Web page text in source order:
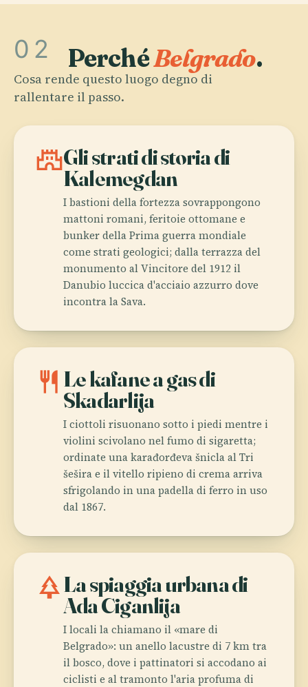
02 PerchéBelgrado.
Cosa rende questo luogo degno di
rallentare il passo.
castleGli strati di storia di
Kalemegdan
I bastioni della fortezza sovrappongono
mattoni romani, feritoie ottomane e
bunker della Prima guerra mondiale
come strati geologici; dalla terrazza del
monumento al Vincitore del 1912 il
Danubio luccica d'acciaio azzurro dove
incontra la Sava.
restaurant Le kafane a gas di
Skadarlija
I ciottoli risuonano sotto i piedi mentre i
violini scivolano nel fumo di sigaretta;
ordinate una karađorđeva šnicla al Tri
šešira e il vitello ripieno di crema arriva
sfrigolando in una padella di ferro in uso
dal 1867.
parkLa spiaggia urbana di
Ada Ciganlija
I locali la chiamano il «mare di
Belgrado»: un anello lacustre di 7 km tra
il bosco, dove i pattinatori si accodano ai
ciclisti e al tramonto l'aria profuma di